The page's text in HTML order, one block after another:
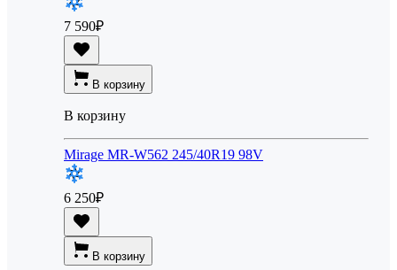
7 590₽
В корзину
В корзину
Mirage MR-W562 245/40R19 98V
6 250₽
В корзину